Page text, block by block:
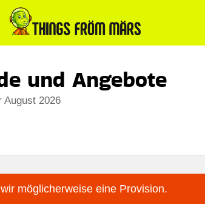
und Angebote
August 2026
möglicherweise eine Provision.